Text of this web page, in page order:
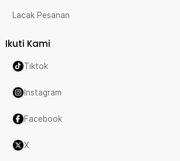
Lacak Pesanan
Ikuti Kami
Tiktok
Instagram
Facebook
X